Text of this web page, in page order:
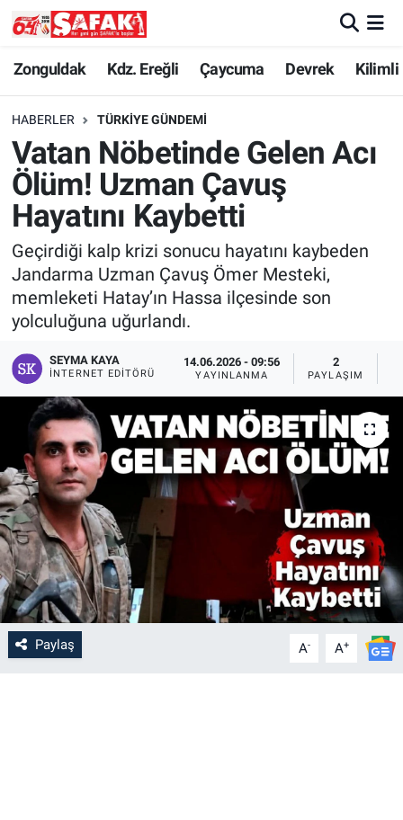
Zonguldak Kdz. Ereğli Çaycuma Devrek Kilimli
HABERLER TÜRKIYE GÜNDEMI
Vatan Nöbetinde Gelen Acı
Ölüm! Uzman Çavuş
Hayatını Kaybetti
Geçirdiği kalp krizi sonucu hayatını kaybeden
Jandarma Uzman Çavuş Ömer Mesteki,
memleketi Hatay’ın Hassa ilçesinde son
yolculuğuna uğurlandı.
SEYMA KAYA
İNTERNET EDITÖRÜ
14.06.2026 - 09:56
YAYINLANMA
2
PAYLAŞIM
Paylaş A- A+
Zonguldak
Kdz. Ereğli
Çaycuma
Devrek
Kilimli
Asayiş
Zonguldak Nöbetçi Eczaneler
Zonguldak Hava Durumu
Zonguldak Namaz Vakitleri
Zonguldak Trafik Yoğunluk Haritası
Süper Lig Puan Durumu ve Fikstür
Tüm Manşetler